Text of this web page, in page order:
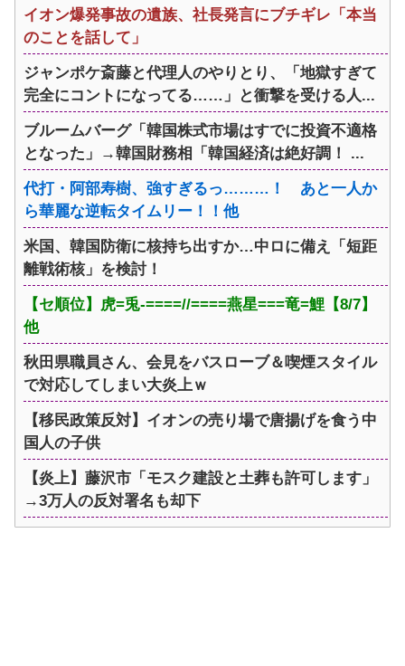
イオン爆発事故の遺族、社長発言にブチギレ「本当
のことを話して」
ジャンポケ斎藤と代理人のやりとり、「地獄すぎて
完全にコントになってる……」と衝撃を受ける人...
ブルームバーグ「韓国株式市場はすでに投資不適格
となった」→韓国財務相「韓国経済は絶好調！ ...
代打・阿部寿樹、強すぎるっ………！ あと一人か
ら華麗な逆転タイムリー！！他
米国、韓国防衛に核持ち出すか…中ロに備え「短距
離戦術核」を検討！
【セ順位】虎=兎-====//====燕星===竜=鯉【8/7】
他
秋田県職員さん、会見をバスローブ＆喫煙スタイル
で対応してしまい大炎上ｗ
【移民政策反対】イオンの売り場で唐揚げを食う中
国人の子供
【炎上】藤沢市「モスク建設と土葬も許可します」
→3万人の反対署名も却下